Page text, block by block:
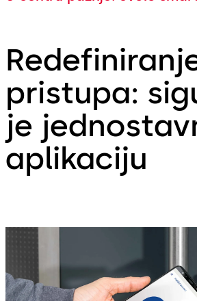
pristupa:
je
aplikaciju